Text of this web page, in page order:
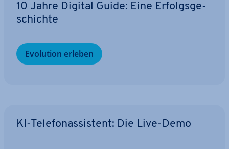
10 Jahre Digital Guide: Eine Er­folgs­ge­
schich­te
Evolution erleben
KI-Te­le­fon­as­sis­tent: Die Live-Demo